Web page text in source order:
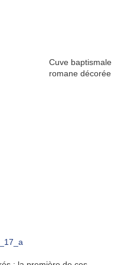
Cuve baptismale
romane décorée